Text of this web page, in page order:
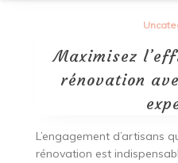
Maximisez
rénovation
L’engagement d’artisans
rénovation est